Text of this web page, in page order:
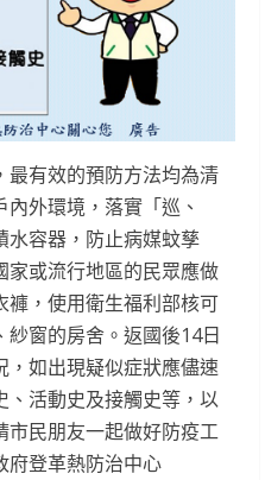
最有效的預防方法均為清
外環境，落實「巡、
水容器，防止病媒蚊孳
家或流行地區的民眾應做
褲，使用衛生福利部核可
窗的房舍。返國後14日
，如出現疑似症狀應儘速
、活動史及接觸史等，以
市民朋友一起做好防疫工
府登革熱防治中心